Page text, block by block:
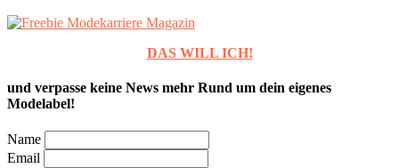
DAS WILL ICH!
und verpasse keine News mehr Rund um dein eigenes
Modelabel!
Name
Email